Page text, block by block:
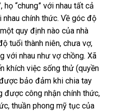
họ “chung” với nhau tất cả
chính thức. Về góc độ
quy định nào của nhà
tuổi thành niên, chưa vợ,
với nhau như vợ chồng. Xã
khích việc sống thử (quyền
bảo đảm khi chia tay
được công nhận chính thức,
thuần phong mỹ tục của